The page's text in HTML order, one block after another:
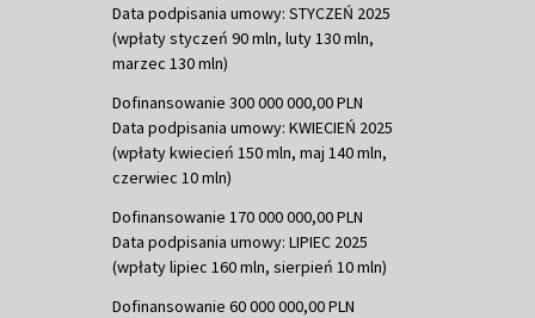
Data podpisania umowy: STYCZEŃ 2025
(wpłaty styczeń 90 mln, luty 130 mln,
marzec 130 mln)
Dofinansowanie 300 000 000,00 PLN
Data podpisania umowy: KWIECIEŃ 2025
(wpłaty kwiecień 150 mln, maj 140 mln,
czerwiec 10 mln)
Dofinansowanie 170 000 000,00 PLN
Data podpisania umowy: LIPIEC 2025
(wpłaty lipiec 160 mln, sierpień 10 mln)
Dofinansowanie 60 000 000,00 PLN